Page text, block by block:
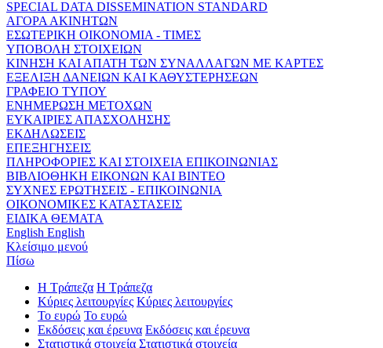
SPECIAL DATA DISSEMINATION STANDARD
ΑΓΟΡΑ ΑΚΙΝΗΤΩΝ
ΕΣΩΤΕΡΙΚΗ ΟΙΚΟΝΟΜΙΑ - ΤΙΜΕΣ
ΥΠΟΒΟΛΗ ΣΤΟΙΧΕΙΩΝ
ΚΙΝΗΣΗ ΚΑΙ ΑΠΑΤΗ ΤΩΝ ΣΥΝΑΛΛΑΓΩΝ ΜΕ ΚΑΡΤΕΣ
ΕΞΕΛΙΞΗ ΔΑΝΕΙΩΝ ΚΑΙ ΚΑΘΥΣΤΕΡΗΣΕΩΝ
ΓΡΑΦΕΙΟ ΤΥΠΟΥ
ΕΝΗΜΕΡΩΣΗ ΜΕΤΟΧΩΝ
ΕΥΚΑΙΡΙΕΣ ΑΠΑΣΧΟΛΗΣΗΣ
ΕΚΔΗΛΩΣΕΙΣ
ΕΠΕΞΗΓΗΣΕΙΣ
ΠΛΗΡΟΦΟΡΙΕΣ ΚΑΙ ΣΤΟΙΧΕΙΑ ΕΠΙΚΟΙΝΩΝΙΑΣ
ΒΙΒΛΙΟΘΗΚΗ ΕΙΚΟΝΩΝ ΚΑΙ ΒΙΝΤΕΟ
ΣΥΧΝΕΣ ΕΡΩΤΗΣΕΙΣ - ΕΠΙΚΟΙΝΩΝΙΑ
ΟΙΚΟΝΟΜΙΚΕΣ ΚΑΤΑΣΤΑΣΕΙΣ
ΕΙΔΙΚΑ ΘΕΜΑΤΑ
English English
Κλείσιμο μενού
Πίσω
Η Τράπεζα Η Τράπεζα
Κύριες λειτουργίες Κύριες λειτουργίες
Το ευρώ Το ευρώ
Εκδόσεις και έρευνα Εκδόσεις και έρευνα
Στατιστικά στοιχεία Στατιστικά στοιχεία